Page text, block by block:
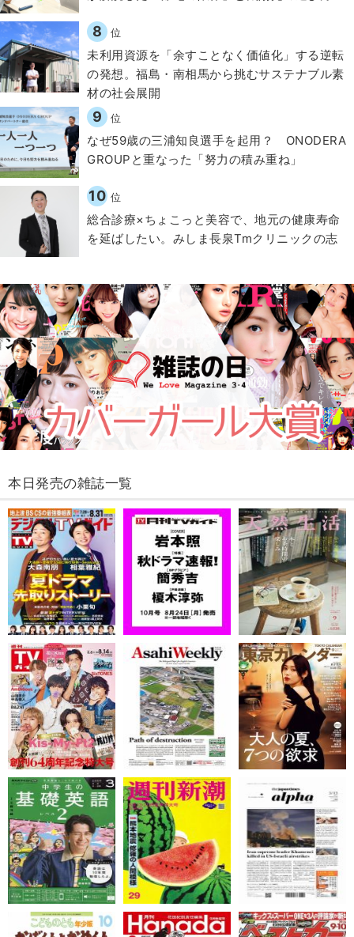
8 位
​​未利用資源を「余すことなく価値化」する逆転
の発想。福島・南相馬から挑むサステナブル素
材の社会展開​
9 位
なぜ59歳の三浦知良選手を起用？ ONODERA
GROUPと重なった「努力の積み重ね」
10 位
総合診療×ちょこっと美容で、地元の健康寿命
を延ばしたい。みしま長泉Tmクリニックの志
本日発売の雑誌一覧